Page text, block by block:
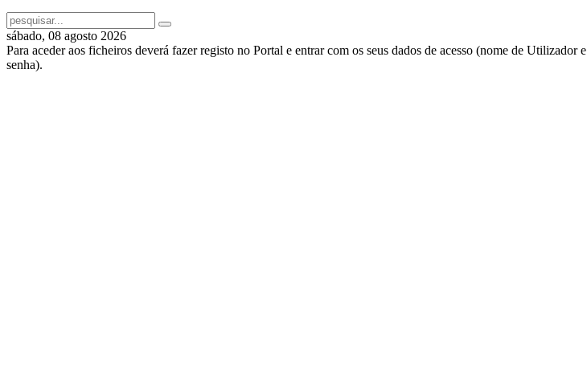
sábado, 08 agosto 2026
Para aceder aos ficheiros deverá fazer registo no Portal e entrar com os seus dados de acesso (nome de Utilizador e
senha).